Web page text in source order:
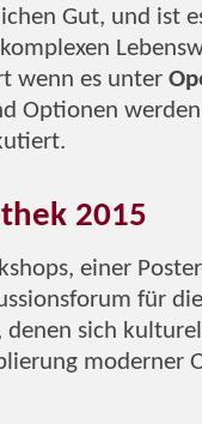
Gut, und ist
wenn es unter
Optionen
2015
einer
für
denen sich
moderner